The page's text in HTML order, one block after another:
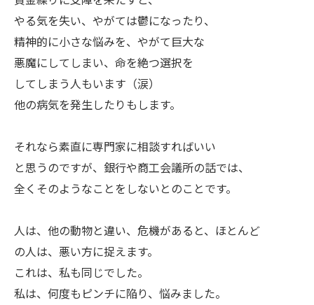
やる気を失い、やがては鬱になったり、
精神的に小さな悩みを、やがて巨大な
悪魔にしてしまい、命を絶つ選択を
してしまう人もいます（涙）
他の病気を発生したりもします。
それなら素直に専門家に相談すればいい
と思うのですが、銀行や商工会議所の話では、
全くそのようなことをしないとのことです。
人は、他の動物と違い、危機があると、ほとんど
の人は、悪い方に捉えます。
これは、私も同じでした。
私は、何度もピンチに陥り、悩みました。